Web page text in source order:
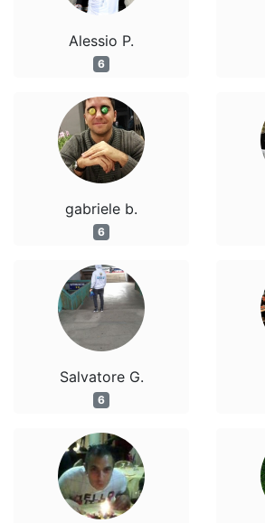
Alessio P.
6
gabriele b.
6
Salvatore G.
6